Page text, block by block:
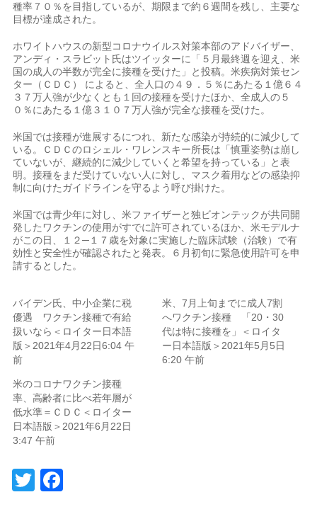
種率７０％を目指しているが、期限まで約６週間を残し、主要な
目標が達成された。
ホワイトハウスの新型コロナウイルス対策本部のアドバイザー、
アンディ・スラビット氏はツイッターに「５月最終週を迎え、米
国の成人の半数が完全に接種を受けた」と投稿。米疾病対策セン
ター（ＣＤＣ） によると、全人口の４９．５％にあたる１億６４
３７万人強が少なくとも１回の接種を受けたほか、全成人の５
０％にあたる１億３１０７万人強が完全な接種を受けた。
米国では接種が進展するにつれ、新たな感染が持続的に減少して
いる。ＣＤＣのロシェル・ワレンスキー所長は「慎重姿勢は崩し
ていないが、継続的に減少していくと希望を持っている」と表
明。接種をまだ受けていない人に対し、マスク着用などの感染抑
制に向けたガイドラインを守るよう呼び掛けた。
米国では青少年に対し、米ファイザーと独ビオンテックが共同開
発したワクチンの使用がすでに許可されているほか、米モデルナ
がこの日、１２─１７歳を対象に実施した臨床試験（治験）で有
効性と安全性が確認されたと発表。６月初旬に緊急使用許可を申
請するとした。
バイデン氏、中小企業に税
優遇 ワクチン接種で有給
扱いなら＜ロイター日本語
版＞2021年4月22日6:04 午
前
米、7月上旬までに成人7割
へワクチン接種 「20・30
代は特に接種を」＜ロイタ
ー日本語版＞2021年5月5日
6:20 午前
米のコロナワクチン接種
率、高齢者に比べ若年層が
低水準＝ＣＤＣ＜ロイター
日本語版＞2021年6月22日
3:47 午前
Twitter